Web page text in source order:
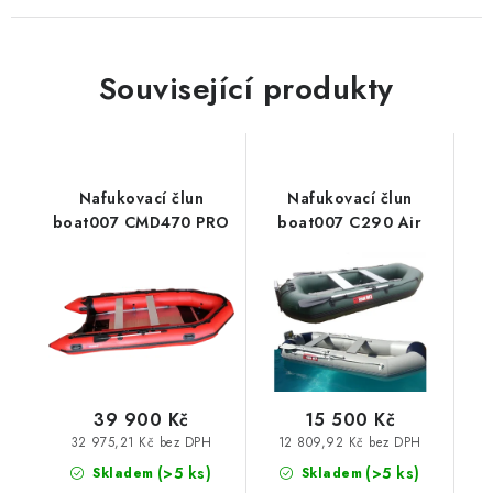
Související produkty
Nafukovací člun
boat007 CMD470 PRO
Skladem (>5 ks)
32 975,21 Kč bez DPH
39 900 Kč
Nafukovací člun
boat007 C290 Air
Skladem (>5 ks)
12 809,92 Kč bez DPH
15 500 Kč